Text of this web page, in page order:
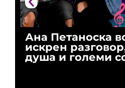
Ана Петаноска
искрен
душа и големи